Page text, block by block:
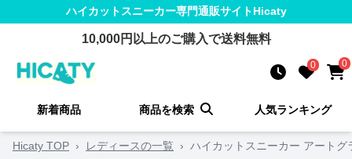
ハイカットスニーカー専門通販サイトHicaty
10,000円以上のご購入で送料無料
0 0
新着商品 商品を検索 人気ランキング
Hicaty TOP › レディースの一覧 › ハイカットスニーカー アートグ